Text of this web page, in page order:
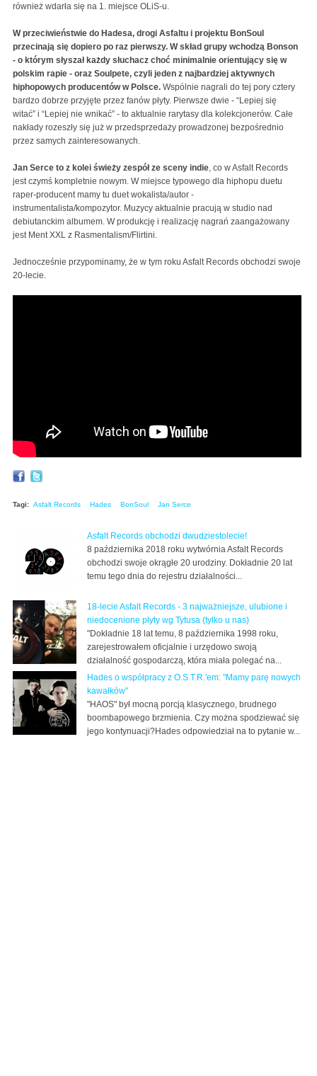
również wdarła się na 1. miejsce OLiS-u.
W przeciwieństwie do Hadesa, drogi Asfaltu i projektu BonSoul
przecinają się dopiero po raz pierwszy. W skład grupy wchodzą Bonson
- o którym słyszał każdy słuchacz choć minimalnie orientujący się w
polskim rapie - oraz Soulpete, czyli jeden z najbardziej aktywnych
hiphopowych producentów w Polsce. Wspólnie nagrali do tej pory cztery
bardzo dobrze przyjęte przez fanów płyty. Pierwsze dwie - “Lepiej się
witać” i “Lepiej nie wnikać” - to aktualnie rarytasy dla kolekcjonerów. Całe
nakłady rozeszły się już w przedsprzedaży prowadzonej bezpośrednio
przez samych zainteresowanych.
Jan Serce to z kolei świeży zespół ze sceny indie , co w Asfalt Records
jest czymś kompletnie nowym. W miejsce typowego dla hiphopu duetu
raper-producent mamy tu duet wokalista/autor -
instrumentalista/kompozytor. Muzycy aktualnie pracują w studio nad
debiutanckim albumem. W produkcję i realizację nagrań zaangażowany
jest Ment XXL z Rasmentalism/Flirtini.
Jednocześnie przypominamy, że w tym roku Asfalt Records obchodzi swoje
20-lecie.
Tagi: Asfalt Records Hades BonSoul Jan Serce
Asfalt Records obchodzi dwudziestolecie!
8 października 2018 roku wytwórnia Asfalt Records
obchodzi swoje okrągłe 20 urodziny. Dokładnie 20 lat
temu tego dnia do rejestru działalności...
18-lecie Asfalt Records - 3 najważniejsze, ulubione i
niedocenione płyty wg Tytusa (tylko u nas)
"Dokładnie 18 lat temu, 8 października 1998 roku,
zarejestrowałem oficjalnie i urzędowo swoją
działalność gospodarczą, która miała polegać na...
Hades o współpracy z O.S.T.R.'em: "Mamy parę nowych
kawałków"
"HAOS" był mocną porcją klasycznego, brudnego
boombapowego brzmienia. Czy można spodziewać się
jego kontynuacji?Hades odpowiedział na to pytanie w...